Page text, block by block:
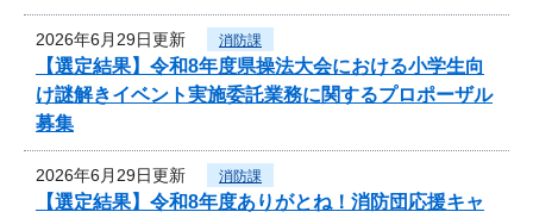
2026年6月29日更新 消防課
【選定結果】令和8年度県操法大会における小学生向
け謎解きイベント実施委託業務に関するプロポーザル
募集
2026年6月29日更新 消防課
【選定結果】令和8年度ありがとね！消防団応援キャ